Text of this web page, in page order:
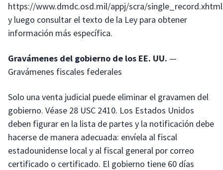
https://www.dmdc.osd.mil/appj/scra/single_record.xhtml
y luego consultar el texto de la Ley para obtener
información más específica.
Gravámenes del gobierno de los EE. UU. —
Gravámenes fiscales federales
Solo una venta judicial puede eliminar el gravamen del
gobierno. Véase 28 USC 2410. Los Estados Unidos
deben figurar en la lista de partes y la notificación debe
hacerse de manera adecuada: envíela al fiscal
estadounidense local y al fiscal general por correo
certificado o certificado. El gobierno tiene 60 días